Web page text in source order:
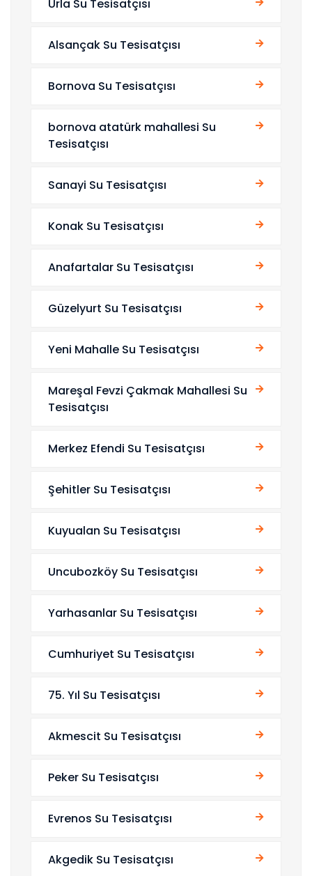
Urla Su Tesisatçısı
Alsançak Su Tesisatçısı
Bornova Su Tesisatçısı
bornova atatürk mahallesi Su
Tesisatçısı
Sanayi Su Tesisatçısı
Konak Su Tesisatçısı
Anafartalar Su Tesisatçısı
Güzelyurt Su Tesisatçısı
Yeni Mahalle Su Tesisatçısı
Mareşal Fevzi Çakmak Mahallesi Su
Tesisatçısı
Merkez Efendi Su Tesisatçısı
Şehitler Su Tesisatçısı
Kuyualan Su Tesisatçısı
Uncubozköy Su Tesisatçısı
Yarhasanlar Su Tesisatçısı
Cumhuriyet Su Tesisatçısı
75. Yıl Su Tesisatçısı
Akmescit Su Tesisatçısı
Peker Su Tesisatçısı
Evrenos Su Tesisatçısı
Akgedik Su Tesisatçısı